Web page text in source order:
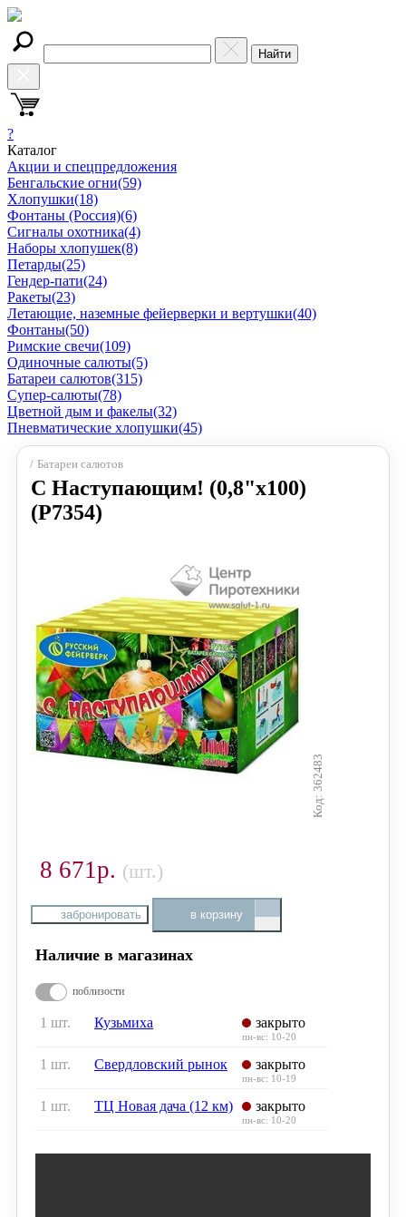
Найти
?
Каталог
Акции и спецпредложения
Бенгальские огни(59)
Хлопушки(18)
Фонтаны (Россия)(6)
Сигналы охотника(4)
Наборы хлопушек(8)
Петарды(25)
Гендер-пати(24)
Ракеты(23)
Летающие, наземные фейерверки и вертушки(40)
Фонтаны(50)
Римские свечи(109)
Одиночные салюты(5)
Батареи салютов(315)
Супер-салюты(78)
Цветной дым и факелы(32)
Пневматические хлопушки(45)
Батареи салютов
С Наступающим! (0,8"х100)
(Р7354)
362483
8 671р. (шт.)
забронировать в корзину
Наличие в магазинах
поблизости
1 шт. Кузьмиха закрыто
пн-вс: 10-20
1 шт. Свердловский рынок закрыто
пн-вс: 10-19
1 шт. ТЦ Новая дача (12 км) закрыто
пн-вс: 10-20